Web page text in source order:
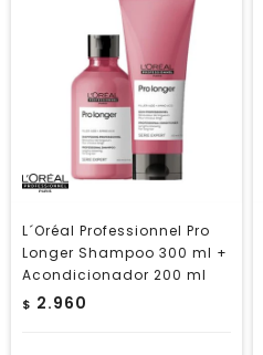
L´Oréal Professionnel Pro
Longer Shampoo 300 ml +
Acondicionador 200 ml
$ 2.960